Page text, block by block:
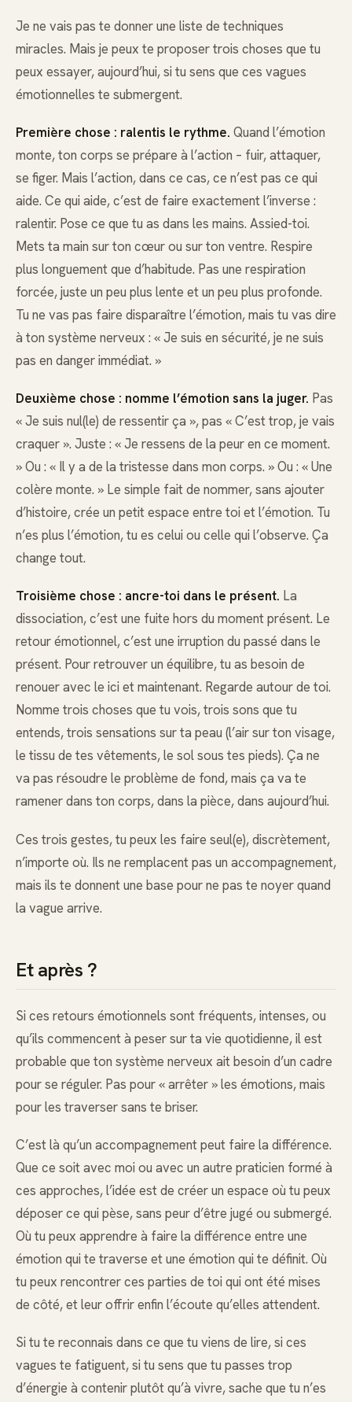
Je ne vais pas te donner une liste de techniques
miracles. Mais je peux te proposer trois choses que tu
peux essayer, aujourd’hui, si tu sens que ces vagues
émotionnelles te submergent.
Première chose : ralentis le rythme. Quand l’émotion
monte, ton corps se prépare à l’action – fuir, attaquer,
se figer. Mais l’action, dans ce cas, ce n’est pas ce qui
aide. Ce qui aide, c’est de faire exactement l’inverse :
ralentir. Pose ce que tu as dans les mains. Assied-toi.
Mets ta main sur ton cœur ou sur ton ventre. Respire
plus longuement que d’habitude. Pas une respiration
forcée, juste un peu plus lente et un peu plus profonde.
Tu ne vas pas faire disparaître l’émotion, mais tu vas dire
à ton système nerveux : « Je suis en sécurité, je ne suis
pas en danger immédiat. »
Deuxième chose : nomme l’émotion sans la juger. Pas
« Je suis nul(le) de ressentir ça », pas « C’est trop, je vais
craquer ». Juste : « Je ressens de la peur en ce moment.
» Ou : « Il y a de la tristesse dans mon corps. » Ou : « Une
colère monte. » Le simple fait de nommer, sans ajouter
d’histoire, crée un petit espace entre toi et l’émotion. Tu
n’es plus l’émotion, tu es celui ou celle qui l’observe. Ça
change tout.
Troisième chose : ancre-toi dans le présent. La
dissociation, c’est une fuite hors du moment présent. Le
retour émotionnel, c’est une irruption du passé dans le
présent. Pour retrouver un équilibre, tu as besoin de
renouer avec le ici et maintenant. Regarde autour de toi.
Nomme trois choses que tu vois, trois sons que tu
entends, trois sensations sur ta peau (l’air sur ton visage,
le tissu de tes vêtements, le sol sous tes pieds). Ça ne
va pas résoudre le problème de fond, mais ça va te
ramener dans ton corps, dans la pièce, dans aujourd’hui.
Ces trois gestes, tu peux les faire seul(e), discrètement,
n’importe où. Ils ne remplacent pas un accompagnement,
mais ils te donnent une base pour ne pas te noyer quand
la vague arrive.
Et après ?
Si ces retours émotionnels sont fréquents, intenses, ou
qu’ils commencent à peser sur ta vie quotidienne, il est
probable que ton système nerveux ait besoin d’un cadre
pour se réguler. Pas pour « arrêter » les émotions, mais
pour les traverser sans te briser.
C’est là qu’un accompagnement peut faire la différence.
Que ce soit avec moi ou avec un autre praticien formé à
ces approches, l’idée est de créer un espace où tu peux
déposer ce qui pèse, sans peur d’être jugé ou submergé.
Où tu peux apprendre à faire la différence entre une
émotion qui te traverse et une émotion qui te définit. Où
tu peux rencontrer ces parties de toi qui ont été mises
de côté, et leur offrir enfin l’écoute qu’elles attendent.
Si tu te reconnais dans ce que tu viens de lire, si ces
vagues te fatiguent, si tu sens que tu passes trop
d’énergie à contenir plutôt qu’à vivre, sache que tu n’es